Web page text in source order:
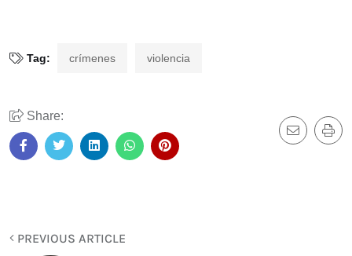
Tag: crímenes violencia
Share:
PREVIOUS ARTICLE